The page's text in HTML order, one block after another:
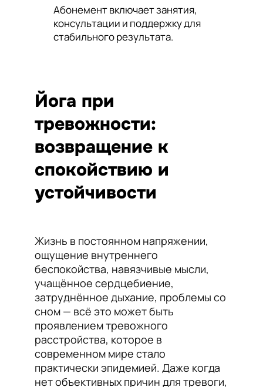
Абонемент включает занятия,
консультации и поддержку для
стабильного результата.
Йога при
тревожности:
возвращение к
спокойствию и
устойчивости
Жизнь в постоянном напряжении,
ощущение внутреннего
беспокойства, навязчивые мысли,
учащённое сердцебиение,
затруднённое дыхание, проблемы со
сном — всё это может быть
проявлением тревожного
расстройства, которое в
современном мире стало
практически эпидемией. Даже когда
нет объективных причин для тревоги,